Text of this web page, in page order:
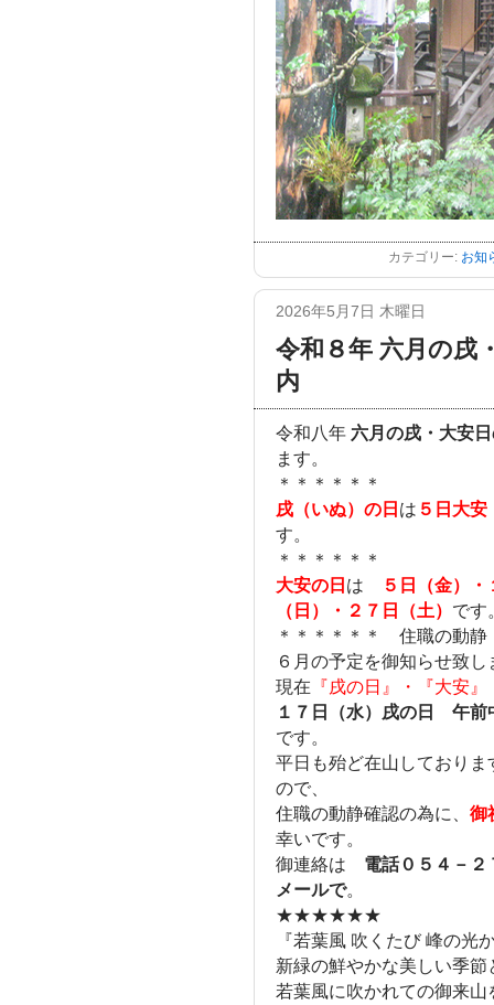
カテゴリー: お知
2026年5月7日 木曜日
令和８年 六月の戌
内
令和八年 六月の戌・大安
ます。
＊＊＊＊＊＊
戌（いぬ）の日 は ５日大
す。
＊＊＊＊＊＊
大安の日 は
５日（金）
（日）・２７日（土） です
＊＊＊＊＊＊ 住職の動
６月の予定を御知らせ致し
現在 『戌の日』・『大安
１７日（水）戌の日 午前
です。
平日も殆ど在山しており
ので、
住職の動静確認の為に、 御
幸いです。
御連絡は 電話０５４－
メールで。
★★★★★★
『若葉風 吹くたび 峰の光
新緑の鮮やかな美しい季節
若葉風に吹かれての御来